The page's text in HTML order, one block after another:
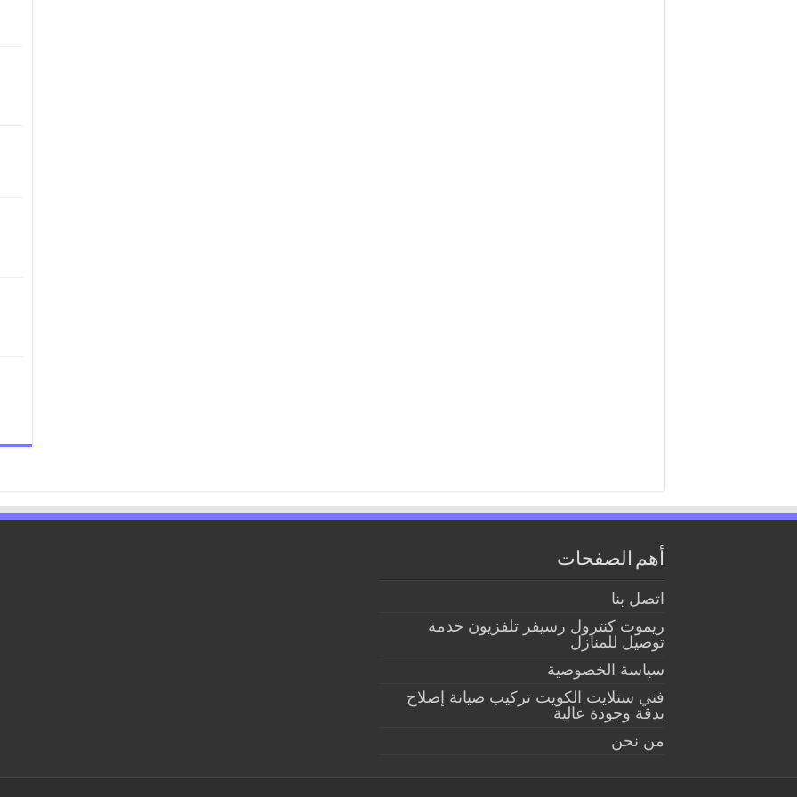
أهم الصفحات
اتصل بنا
ريموت كنترول رسيفر تلفزيون خدمة
توصيل للمنازل
سياسة الخصوصية
فني ستلايت الكويت تركيب صيانة إصلاح
بدقة وجودة عالية
من نحن